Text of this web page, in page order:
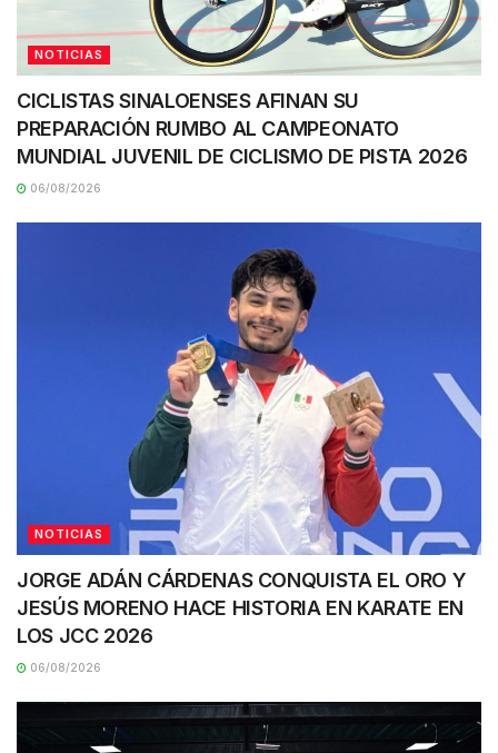
NOTICIAS
CICLISTAS SINALOENSES AFINAN SU
PREPARACIÓN RUMBO AL CAMPEONATO
MUNDIAL JUVENIL DE CICLISMO DE PISTA 2026
06/08/2026
NOTICIAS
JORGE ADÁN CÁRDENAS CONQUISTA EL ORO Y
JESÚS MORENO HACE HISTORIA EN KARATE EN
LOS JCC 2026
06/08/2026